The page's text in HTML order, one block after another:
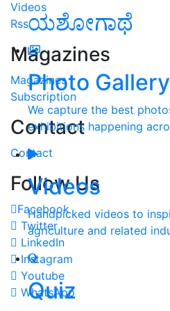
ಯಶೋಗಾಥೆ
Photo Gallery
We capture the best
exhibitions happening
Videos
Handpicked videos to
agriculture and related
Quiz
Videos
Rss
Magazines
Magazines
Subscription
Contact
Contact
Follow Us
Facebook
Twitter
LinkedIn
Instagram
Youtube
WhatsApp